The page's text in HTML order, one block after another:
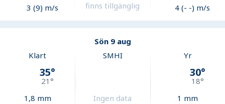
3 (9) m/s
finns tillgänglig
4 (- -) m/s
Sön 9 aug
Klart
35°
21°
1,8 mm
SMHI
Ingen data
Yr
30°
18°
1 mm